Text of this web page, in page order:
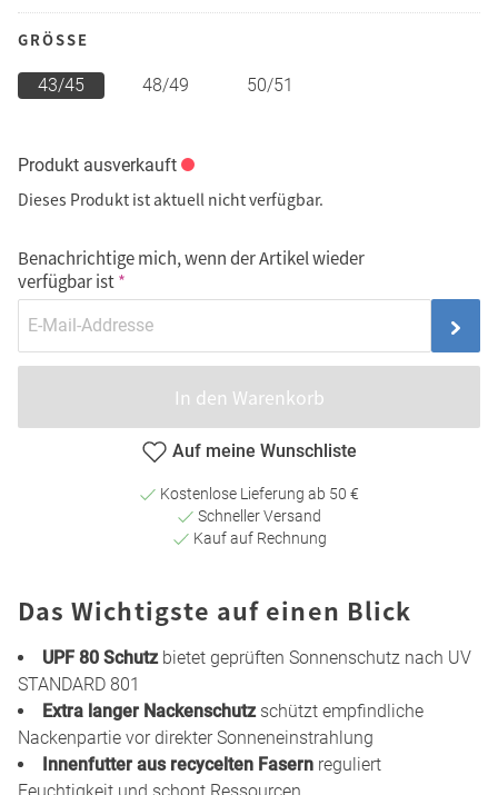
GRÖSSE
43/45 48/49 50/51
Produkt ausverkauft
Dieses Produkt ist aktuell nicht verfügbar.
Benachrichtige mich, wenn der Artikel wieder
verfügbar ist
In den Warenkorb
Auf meine Wunschliste
Kostenlose Lieferung ab 50 €
Schneller Versand
Kauf auf Rechnung
Das Wichtigste auf einen Blick
UPF 80 Schutzbietet geprüften Sonnenschutz nach UV
STANDARD 801
Extra langer Nackenschutzschützt empfindliche
Nackenpartie vor direkter Sonneneinstrahlung
Innenfutter aus recycelten Fasern reguliert